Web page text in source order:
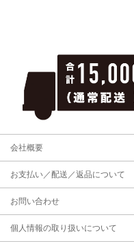
会社概要
お支払い／配送／返品について
お問い合わせ
個人情報の取り扱いについて